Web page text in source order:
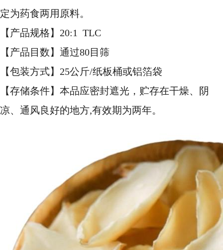
定为药食两用原料。
【产品规格】20:1 TLC
【产品目数】通过80目筛
【包装方式】25公斤/纸板桶或铝箔袋
【存储条件】本品应密封遮光，贮存在干燥、阴
凉、通风良好的地方,有效期为两年。